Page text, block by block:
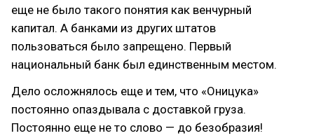
еще не было такого понятия как венчурный
капитал. А банками из других штатов
пользоваться было запрещено. Первый
национальный банк был единственным местом.
Дело осложнялось еще и тем, что «Оницука»
постоянно опаздывала с доставкой груза.
Постоянно еще не то слово — до безобразия!